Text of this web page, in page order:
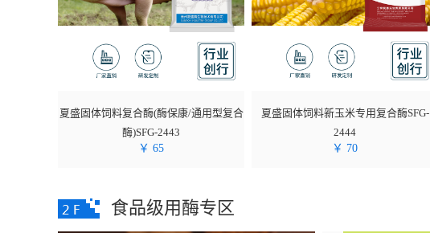
夏盛固体饲料复合酶(酶保康/通用型复合
酶)SFG-2443
￥ 65
夏盛固体饲料新玉米专用复合酶SFG-
2444
￥ 70
食品级用酶专区